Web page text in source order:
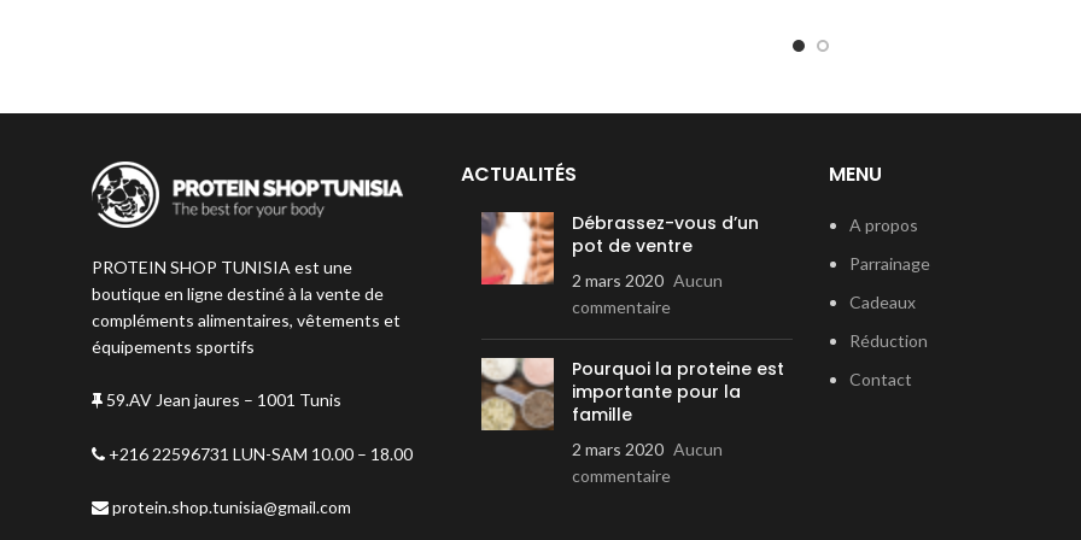
PROTEIN SHOP TUNISIA est une
boutique en ligne destiné à la vente de
compléments alimentaires, vêtements et
équipements sportifs
59.AV Jean jaures – 1001 Tunis
+216 22596731 LUN-SAM 10.00 – 18.00
protein.shop.tunisia@gmail.com
ACTUALITÉS
Débrassez-vous d’un
pot de ventre
2 mars 2020 Aucun
commentaire
Pourquoi la proteine est
importante pour la
famille
2 mars 2020 Aucun
commentaire
MENU
A propos
Parrainage
Cadeaux
Réduction
Contact